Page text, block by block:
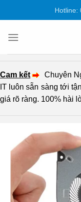
dung
Hotline:
Cam kết
Chuyên
IT luôn sẵn sàng tới
giá rõ ràng. 100% hài